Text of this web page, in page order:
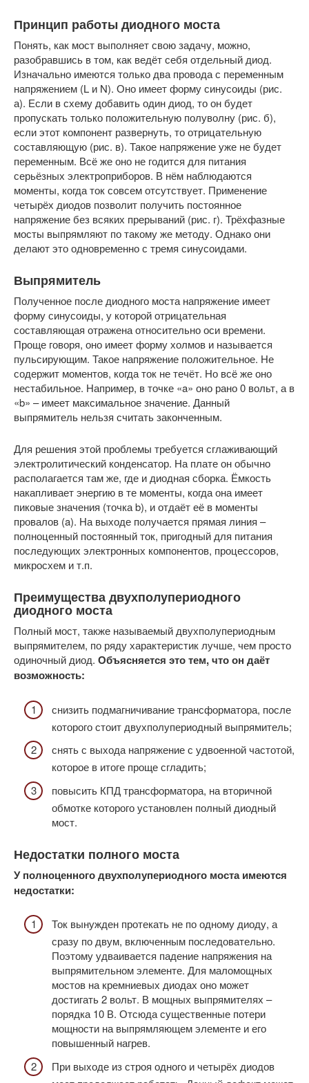
Принцип работы диодного моста
Понять, как мост выполняет свою задачу, можно,
разобравшись в том, как ведёт себя отдельный диод.
Изначально имеются только два провода с переменным
напряжением (L и N). Оно имеет форму синусоиды (рис.
а). Если в схему добавить один диод, то он будет
пропускать только положительную полуволну (рис. б),
если этот компонент развернуть, то отрицательную
составляющую (рис. в). Такое напряжение уже не будет
переменным. Всё же оно не годится для питания
серьёзных электроприборов. В нём наблюдаются
моменты, когда ток совсем отсутствует. Применение
четырёх диодов позволит получить постоянное
напряжение без всяких прерываний (рис. г). Трёхфазные
мосты выпрямляют по такому же методу. Однако они
делают это одновременно с тремя синусоидами.
Выпрямитель
Полученное после диодного моста напряжение имеет
форму синусоиды, у которой отрицательная
составляющая отражена относительно оси времени.
Проще говоря, оно имеет форму холмов и называется
пульсирующим. Такое напряжение положительное. Не
содержит моментов, когда ток не течёт. Но всё же оно
нестабильное. Например, в точке «a» оно рано 0 вольт, а в
«b» – имеет максимальное значение. Данный
выпрямитель нельзя считать законченным.
Для решения этой проблемы требуется сглаживающий
электролитический конденсатор. На плате он обычно
располагается там же, где и диодная сборка. Ёмкость
накапливает энергию в те моменты, когда она имеет
пиковые значения (точка b), и отдаёт её в моменты
провалов (a). На выходе получается прямая линия –
полноценный постоянный ток, пригодный для питания
последующих электронных компонентов, процессоров,
микросхем и т.п.
Преимущества двухполупериодного
диодного моста
Полный мост, также называемый двухполупериодным
выпрямителем, по ряду характеристик лучше, чем просто
одиночный диод. Объясняется это тем, что он даёт
возможность:
снизить подмагничивание трансформатора, после
которого стоит двухполупериодный выпрямитель;
снять с выхода напряжение с удвоенной частотой,
которое в итоге проще сгладить;
повысить КПД трансформатора, на вторичной
обмотке которого установлен полный диодный
мост.
Недостатки полного моста
У полноценного двухполупериодного моста имеются
недостатки:
Ток вынужден протекать не по одному диоду, а
сразу по двум, включенным последовательно.
Поэтому удваивается падение напряжения на
выпрямительном элементе. Для маломощных
мостов на кремниевых диодах оно может
достигать 2 вольт. В мощных выпрямителях –
порядка 10 В. Отсюда существенные потери
мощности на выпрямляющем элементе и его
повышенный нагрев.
При выходе из строя одного и четырёх диодов